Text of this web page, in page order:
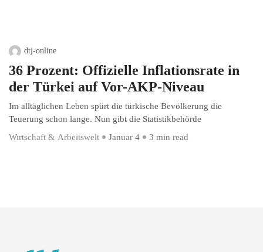
dtj-online
36 Prozent: Offizielle Inflationsrate in
der Türkei auf Vor-AKP-Niveau
Im alltäglichen Leben spürt die türkische Bevölkerung die
Teuerung schon lange. Nun gibt die Statistikbehörde
Wirtschaft & Arbeitswelt
Januar 4 3 min read